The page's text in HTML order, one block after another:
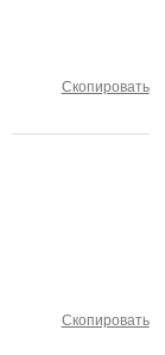
Скопировать
Скопировать